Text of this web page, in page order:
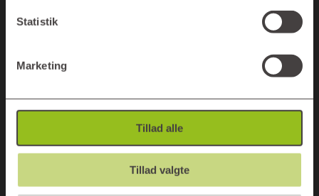
Statistik
Marketing
Tillad alle
Tillad valgte
Next Post
Hvorfor bæredygtighedscertificeres
Plushusene?